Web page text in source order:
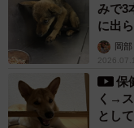
みで3
に出
岡
保
く→
とし